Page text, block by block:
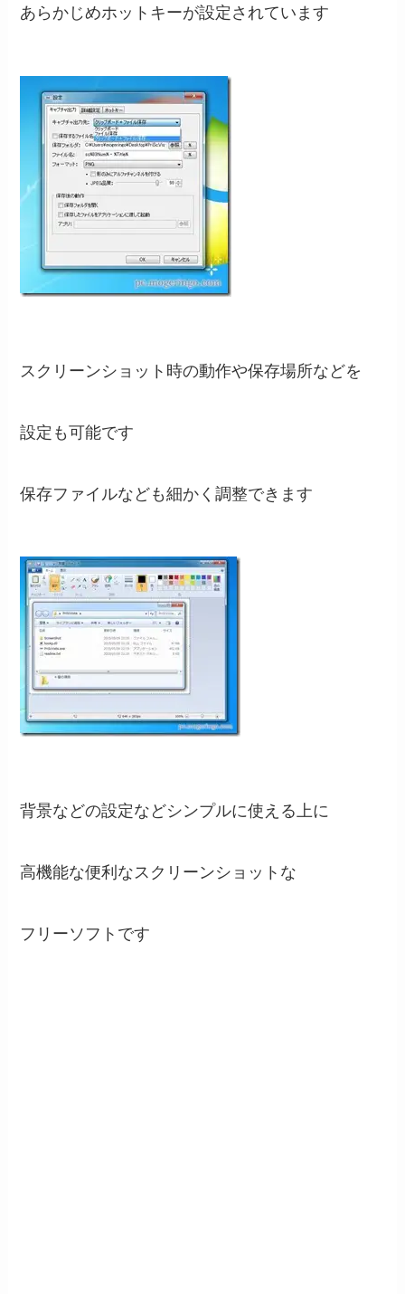
あらかじめホットキーが設定されています
スクリーンショット時の動作や保存場所などを
設定も可能です
保存ファイルなども細かく調整できます
背景などの設定などシンプルに使える上に
高機能な便利なスクリーンショットな
フリーソフトです